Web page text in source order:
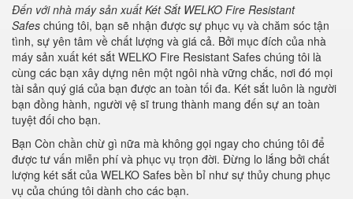
Đến với nhà máy sản xuất Két Sắt WELKO Fire Resistant
Safes chúng tôi, bạn sẽ nhận được sự phục vụ và chăm sóc tận
tình, sự yên tâm về chất lượng và giá cả. Bởi mục đích của nhà
máy sản xuất két sắt WELKO Fire Resistant Safes chúng tôi là
cùng các bạn xây dựng nên một ngôi nhà vững chắc, nơi đó mọi
tài sản quý giá của bạn được an toàn tối đa. Két sắt luôn là người
bạn đồng hành, người vệ sĩ trung thành mang đến sự an toàn
tuyệt đối cho bạn.
Bạn Còn chần chừ gì nữa mà không gọi ngay cho chúng tôi để
được tư vấn miễn phí và phục vụ trọn đời. Đừng lo lắng bởi chất
lượng két sắt của WELKO Safes bền bỉ như sự thủy chung phục
vụ của chúng tôi dành cho các bạn.